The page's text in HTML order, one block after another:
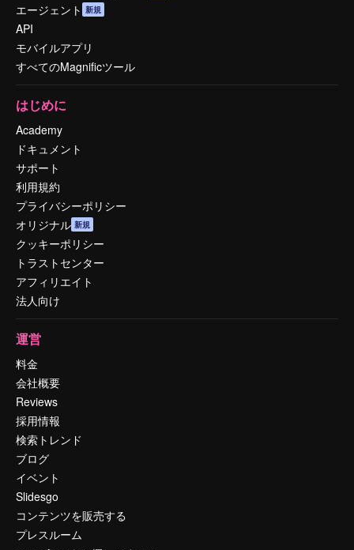
エージェント 新規
API
モバイルアプリ
すべてのMagnificツール
はじめに
Academy
ドキュメント
サポート
利用規約
プライバシーポリシー
オリジナル 新規
クッキーポリシー
トラストセンター
アフィリエイト
法人向け
運営
料金
会社概要
Reviews
採用情報
検索トレンド
ブログ
イベント
Slidesgo
コンテンツを販売する
プレスルーム